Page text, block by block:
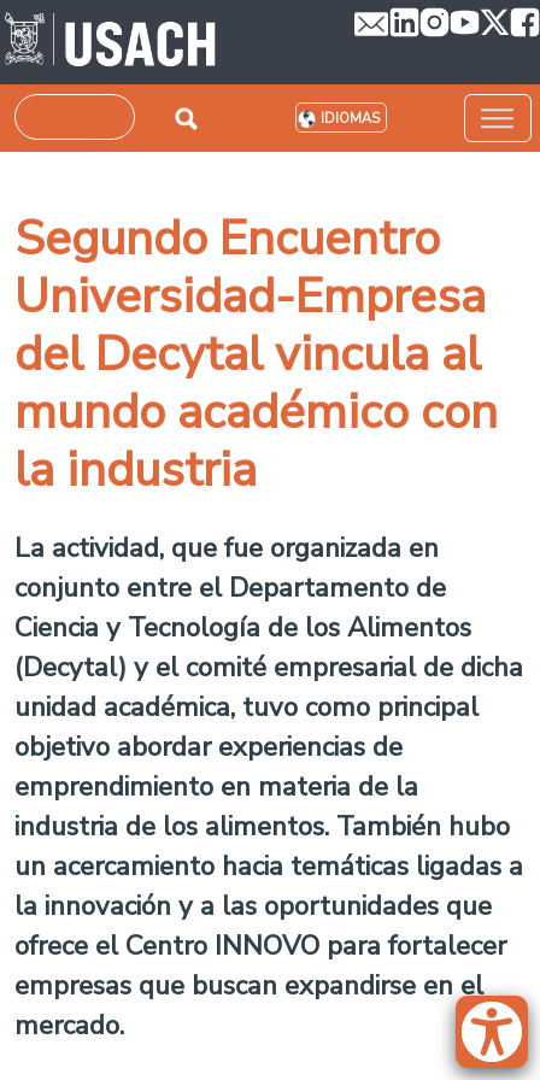
Pasar al contenido principal
Buscar IDIOMAS
Segundo Encuentro
Universidad-Empresa
del Decytal vincula al
mundo académico con
la industria
La actividad, que fue organizada en
conjunto entre el Departamento de
Ciencia y Tecnología de los Alimentos
(Decytal) y el comité empresarial de dicha
unidad académica, tuvo como principal
objetivo abordar experiencias de
emprendimiento en materia de la
industria de los alimentos. También hubo
un acercamiento hacia temáticas ligadas a
la innovación y a las oportunidades que
ofrece el Centro INNOVO para fortalecer
empresas que buscan expandirse en el
mercado.